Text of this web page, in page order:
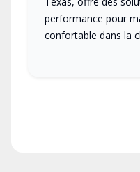
performance pour
confortable dans la